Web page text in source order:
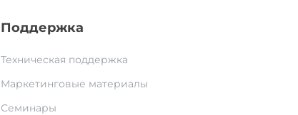
Поддержка
Техническая поддержка
Маркетинговые материалы
Семинары